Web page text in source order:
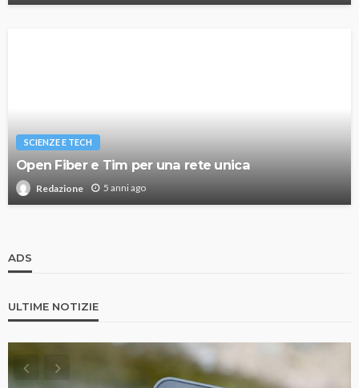
SCIENZE E TECH
Open Fiber e Tim per una rete unica
Redazione 5 anni ago
ADS
ULTIME NOTIZIE